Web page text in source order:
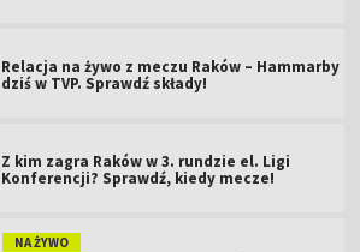
Relacja na żywo z meczu Raków – Hammarby
dziś w TVP. Sprawdź składy!
Z kim zagra Raków w 3. rundzie el. Ligi
Konferencji? Sprawdź, kiedy mecze!
NA ŻYWO